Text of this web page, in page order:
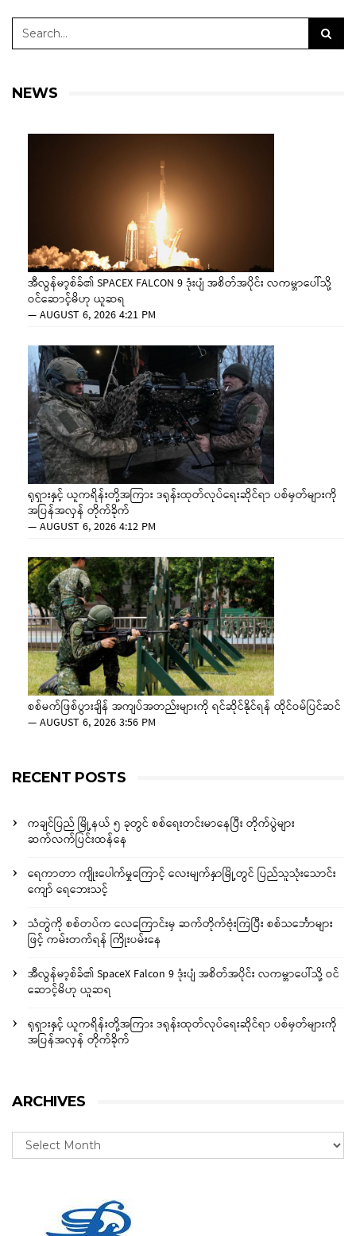
NEWS
အီလွန်မာ့စ်ခ်၏ SPACEX FALCON 9 ဒုံးပျံ အစိတ်အပိုင်း လကမ္ဘာပေါ်သို့
ဝင်ဆောင့်မိဟု ယူဆရ
—AUGUST 6, 2026 4:21 PM
ရုရှားနှင့် ယူကရိန်းတို့အကြား ဒရုန်းထုတ်လုပ်ရေးဆိုင်ရာ ပစ်မှတ်များကို
အပြန်အလှန် တိုက်ခိုက်
—AUGUST 6, 2026 4:12 PM
စစ်မက်ဖြစ်ပွားချိန် အကျပ်အတည်းများကို ရင်ဆိုင်နိုင်ရန် ထိုင်ဝမ်ပြင်ဆင်
—AUGUST 6, 2026 3:56 PM
RECENT POSTS
ကချင်ပြည် မြို့နယ် ၅ ခုတွင် စစ်ရေးတင်းမာနေပြီး တိုက်ပွဲများ
ဆက်လက်ပြင်းထန်နေ
ရေကာတာ ကျိုးပေါက်မှုကြောင့် လေးမျက်နှာမြို့တွင် ပြည်သူသုံးသောင်း
ကျော် ရေဘေးသင့်
သံတွဲကို စစ်တပ်က လေကြောင်းမှ ဆက်တိုက်ဗုံးကြဲပြီး စစ်သင်္ဘောများ
ဖြင့် ကမ်းတက်ရန် ကြိုးပမ်းနေ
အီလွန်မာ့စ်ခ်၏ SpaceX Falcon 9 ဒုံးပျံ အစိတ်အပိုင်း လကမ္ဘာပေါ်သို့ ဝင်
ဆောင့်မိဟု ယူဆရ
ရုရှားနှင့် ယူကရိန်းတို့အကြား ဒရုန်းထုတ်လုပ်ရေးဆိုင်ရာ ပစ်မှတ်များကို
အပြန်အလှန် တိုက်ခိုက်
ARCHIVES